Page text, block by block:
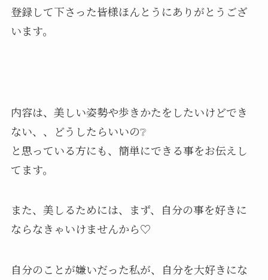
登録して下さった皆様ほんとうにありがとうござ
います。
内容は、美しい姿勢や歩きかたをしたいけどでき
ない、、どうしたらいいの❔
と思っている方にも、簡単にできる事をお伝えし
てます。
また、美しるためには、まず、自分の事を好きに
ならなきゃいけませんから♡
自分のことが嫌いだった私が、自分を大好きにな